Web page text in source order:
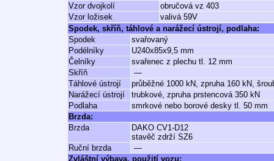
Vzor dvojkolí
obručová vz 403
Vzor ložisek
valivá 59V
Spodek, skříň, táhlové a narážecí ústrojí, podlaha:
Spodek
svařovaný
Podélníky
U240x85x9,5 mm
Čelníky
svařenec z plechu tl. 12 mm
Skříň
—
Táhlové ústrojí
průběžné 1000 kN, zpruha 160 kN,
Narážecí ústrojí
trubkové, zpruha prstencová 350 kN
Podlaha
smrkové nebo borové desky tl. 50 mm
Brzda:
Brzda
DAKO CV1-D12
stavěč zdrží SZ6
Ruční brzda
—
Zvláštní výbava, použití vozu: